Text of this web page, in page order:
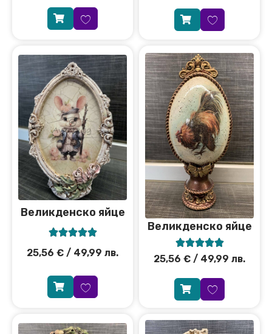
Великденско яйце

25,56 € / 49,99 лв.
Великденско яйце

25,56 € / 49,99 лв.